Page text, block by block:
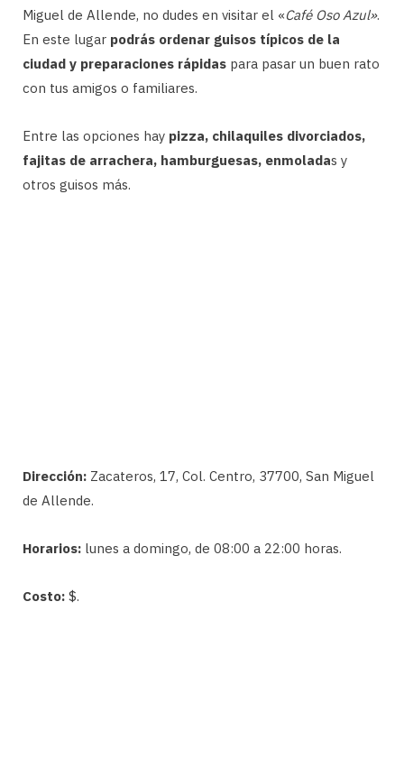
Miguel de Allende, no dudes en visitar el «Café Oso Azul».
En este lugar podrás ordenar guisos típicos de la
ciudad y preparaciones rápidas para pasar un buen rato
con tus amigos o familiares.
Entre las opciones hay pizza, chilaquiles divorciados,
fajitas de arrachera, hamburguesas, enmoladas y
otros guisos más.
Dirección: Zacateros, 17, Col. Centro, 37700, San Miguel
de Allende.
Horarios: lunes a domingo, de 08:00 a 22:00 horas.
Costo: $.